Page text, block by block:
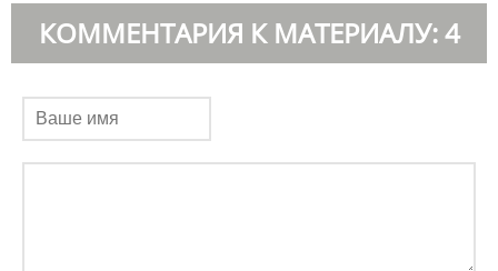
КОММЕНТАРИЯ К МАТЕРИАЛУ: 4